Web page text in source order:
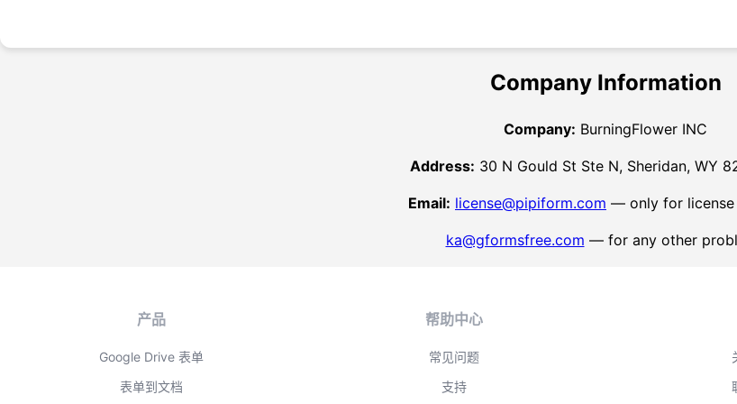
Company Information
Company: BurningFlower INC
Address: 30 N Gould St Ste N, Sheridan, WY
Email: license@pipiform.com — only for license
ka@gformsfree.com — for any other
产品
Google Drive 表单
表单到文档
帮助中心
常见问题
支持